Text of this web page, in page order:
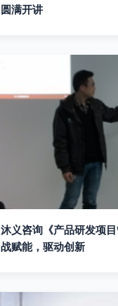
圆满开讲
沐义咨询《产品研发项
战赋能，驱动创新